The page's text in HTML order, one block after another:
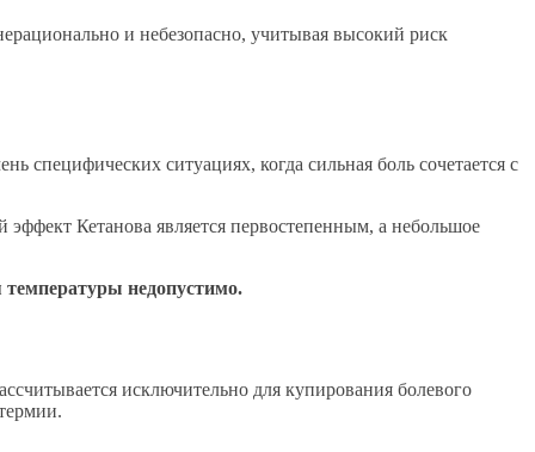
и небезопасно, учитывая высокий риск
специфических ситуациях, когда сильная боль сочетается с
Кетанова является первостепенным, а небольшое
недопустимо.
исключительно для купирования болевого